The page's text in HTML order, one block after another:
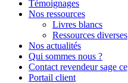
Témoignages
Nos ressources
Livres blancs
Ressources diverses
Nos actualités
Qui sommes nous ?
Contact revendeur sage
Portail client